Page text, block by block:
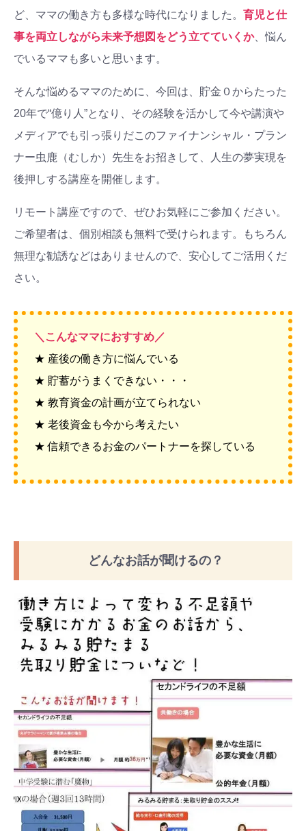
ど、ママの働き方も多様な時代になりました。 育児と仕
事を両立しながら未来予想図をどう立てていくか、悩ん
でいるママも多いと思います。
そんな悩めるママのために、今回は、貯金０からたった
20年で“億り人”となり、その経験を活かして今や講演や
メディアでも引っ張りだこのファイナンシャル・プラン
ナー虫鹿（むしか）先生をお招きして、人生の夢実現を
後押しする講座を開催します。
リモート講座ですので、ぜひお気軽にご参加ください。
ご希望者は、個別相談も無料で受けられます。もちろん
無理な勧誘などはありませんので、安心してご活用くだ
さい。
＼こんなママにおすすめ／
★ 産後の働き方に悩んでいる
★ 貯蓄がうまくできない・・・
★ 教育資金の計画が立てられない
★ 老後資金も今から考えたい
★ 信頼できるお金のパートナーを探している
どんなお話が聞けるの？